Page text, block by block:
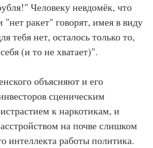
Человеку невдомёк, что
"нет ракет" говорят, имея в виду
тебя нет, осталось только то,
(и то не хватает)".
объясняют и его
сценическим
к наркотикам, и
на почве слишком
интеллекта работы политика.